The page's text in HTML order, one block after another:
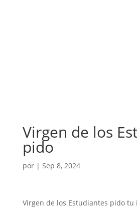
Virgen de los
pido
por | Sep 8, 2024
Virgen de los Estudiantes pido tu